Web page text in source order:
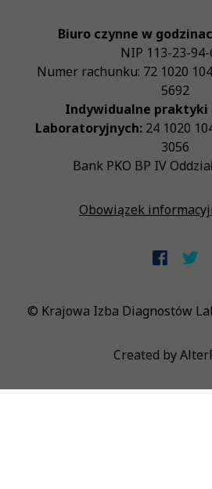
Biuro czynne w
NIP 113-23-
Numer rachunku: 72 1020
5692
Indywidualne praktyki
Laboratoryjnych:24 1020
3056
Bank PKO BP IV
Obowiązek
© Krajowa Izba Diagnostów
Created by